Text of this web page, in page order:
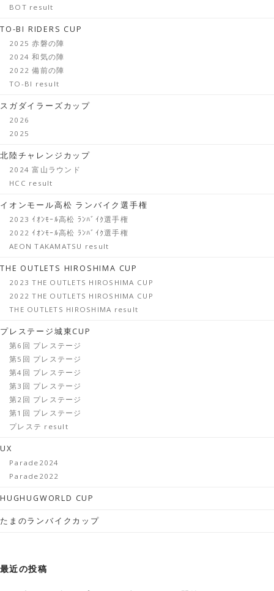
BOT result
TO-BI RIDERS CUP
2025 赤磐の陣
2024 和気の陣
2022 備前の陣
TO-BI result
スガダイラーズカップ
2026
2025
北陸チャレンジカップ
2024 富山ラウンド
HCC result
イオンモール高松 ランバイク選手権
2023 ｲｵﾝﾓｰﾙ高松 ﾗﾝﾊﾞｲｸ選手権
2022 ｲｵﾝﾓｰﾙ高松 ﾗﾝﾊﾞｲｸ選手権
AEON TAKAMATSU result
THE OUTLETS HIROSHIMA CUP
2023 THE OUTLETS HIROSHIMA CUP
2022 THE OUTLETS HIROSHIMA CUP
THE OUTLETS HIROSHIMA result
プレステージ城東CUP
第6回 プレステージ
第5回 プレステージ
第4回 プレステージ
第3回 プレステージ
第2回 プレステージ
第1回 プレステージ
プレステ result
UX
Parade2024
Parade2022
HUGHUGWORLD CUP
たまのランバイクカップ
最近の投稿